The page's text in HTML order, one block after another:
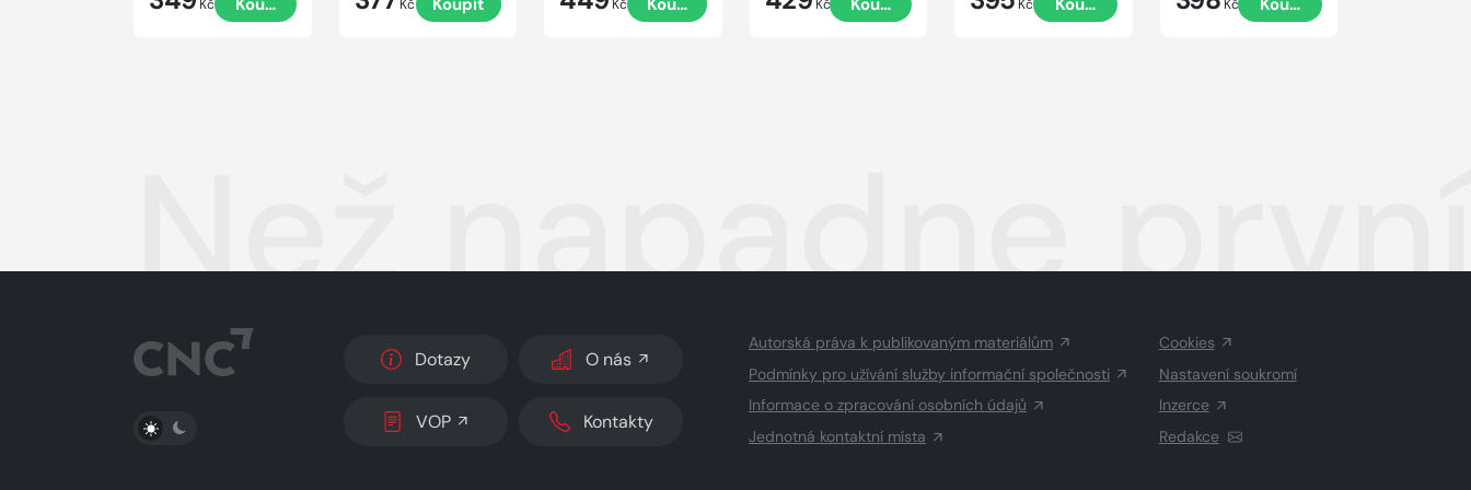
Kč Koupit Kč Koupit Kč Koupit Kč Koupit Kč Koupit Kč Koupit
Než napadne
PŘEPNOUT SVĚTLÝ/TMAVÝ REŽIM
Dotazy O nás
VOP Kontakty
Autorská práva k publikovaným materiálům
Podmínky pro užívání služby informační společnosti
Informace o zpracování osobních údajů
Jednotná kontaktní místa
Cookies
Nastavení soukromí
Inzerce
Redakce